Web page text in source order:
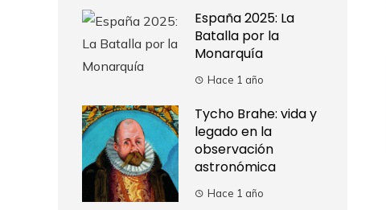
España 2025: La
Batalla por la
Monarquía
Hace 1 año
Tycho Brahe: vida y
legado en la
observación
astronómica
Hace 1 año